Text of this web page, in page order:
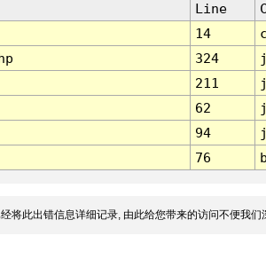
Line
14
324
211
62
94
76
将此出错信息详细记录, 由此给您带来的访问不便我们